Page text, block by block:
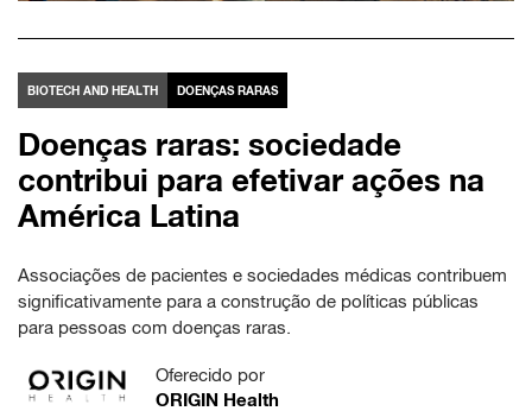
BIOTECH AND HEALTH DOENÇAS RARAS
Doenças raras: sociedade
contribui para efetivar ações na
América Latina
Associações de pacientes e sociedades médicas contribuem
significativamente para a construção de políticas públicas
para pessoas com doenças raras.
Oferecido por
ORIGIN Health